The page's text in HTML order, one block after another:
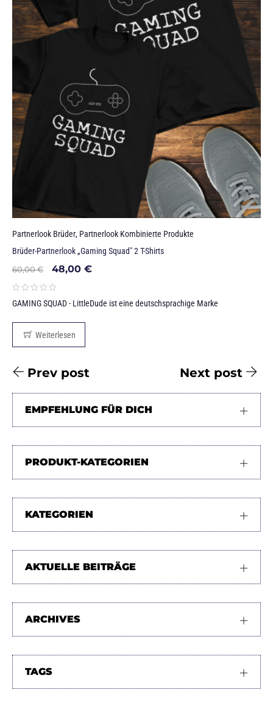
Partnerlook Brüder, Partnerlook Kombinierte Produkte
Brüder-Partnerlook „Gaming Squad" 2 T-Shirts
60,00€ 48,00 €
GAMING SQUAD - LittleDude ist eine deutschsprachige Marke
Weiterlesen
Prev post Next post
EMPFEHLUNG FÜR DICH
PRODUKT-KATEGORIEN
KATEGORIEN
AKTUELLE BEITRÄGE
ARCHIVES
TAGS